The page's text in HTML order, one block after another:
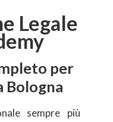
Legale
per
Bologna
sempre più